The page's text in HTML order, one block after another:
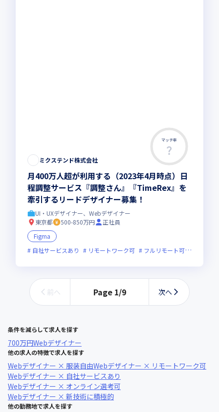
マッチ率
ミクステンド株式会社
月400万人超が利用する（2023年4月時点）日
程調整サービス『調整さん』『TimeRex』を
牽引するリードデザイナー募集！
UI・UXデザイナー、Webデザイナー
東京都
500-850万円
正社員
Figma
自社サービスあり
リモートワーク可 フルリモート可
前へ Page 1/9 次へ
条件を減らして求人を探す
700万円Webデザイナー
他の求人の特徴で求人を探す
Webデザイナー × 服装自由Webデザイナー × リモートワーク可
Webデザイナー × 自社サービスあり
Webデザイナー × オンライン選考可
Webデザイナー × 新技術に積極的
他の勤務地で求人を探す